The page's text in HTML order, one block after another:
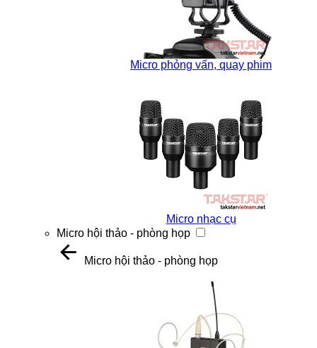
Micro phỏng vấn, quay phim
Micro nhạc cụ
Micro hội thảo - phòng họp
Micro hội thảo - phòng họp